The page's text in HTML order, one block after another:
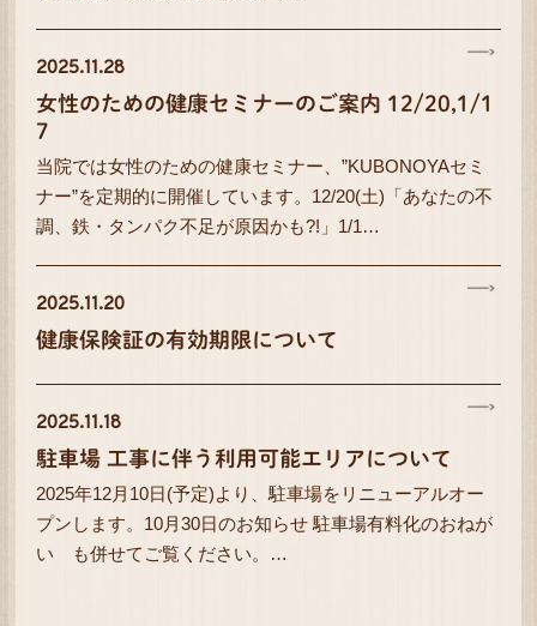
2025.11.28
女性のための健康セミナーのご案内 12/20,1/1
7
当院では女性のための健康セミナー、”KUBONOYAセミ
ナー”を定期的に開催しています。12/20(土)「あなたの不
調、鉄・タンパク不足が原因かも?!」1/1…
2025.11.20
健康保険証の有効期限について
2025.11.18
駐車場 工事に伴う利用可能エリアについて
2025年12月10日(予定)より、駐車場をリニューアルオー
プンします。10月30日のお知らせ 駐車場有料化のおねが
い も併せてご覧ください。…